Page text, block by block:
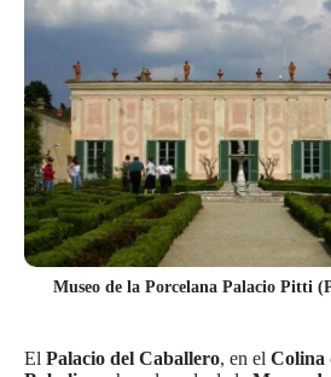
Museo de la Porcelana Palacio Pitti
El Palacio del Caballero, en el Colina